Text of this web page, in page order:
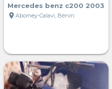
Mercedes benz c200 2003
location_on Abomey-Calavi, Bénin